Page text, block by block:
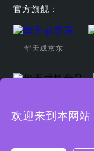
官方旗舰：
华天成京东
Copyright © 广东华天
欢迎来到本网站